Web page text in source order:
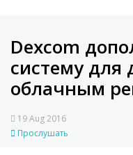
Dexcom
систему для
облачным
19 Aug 2016
Прослушать